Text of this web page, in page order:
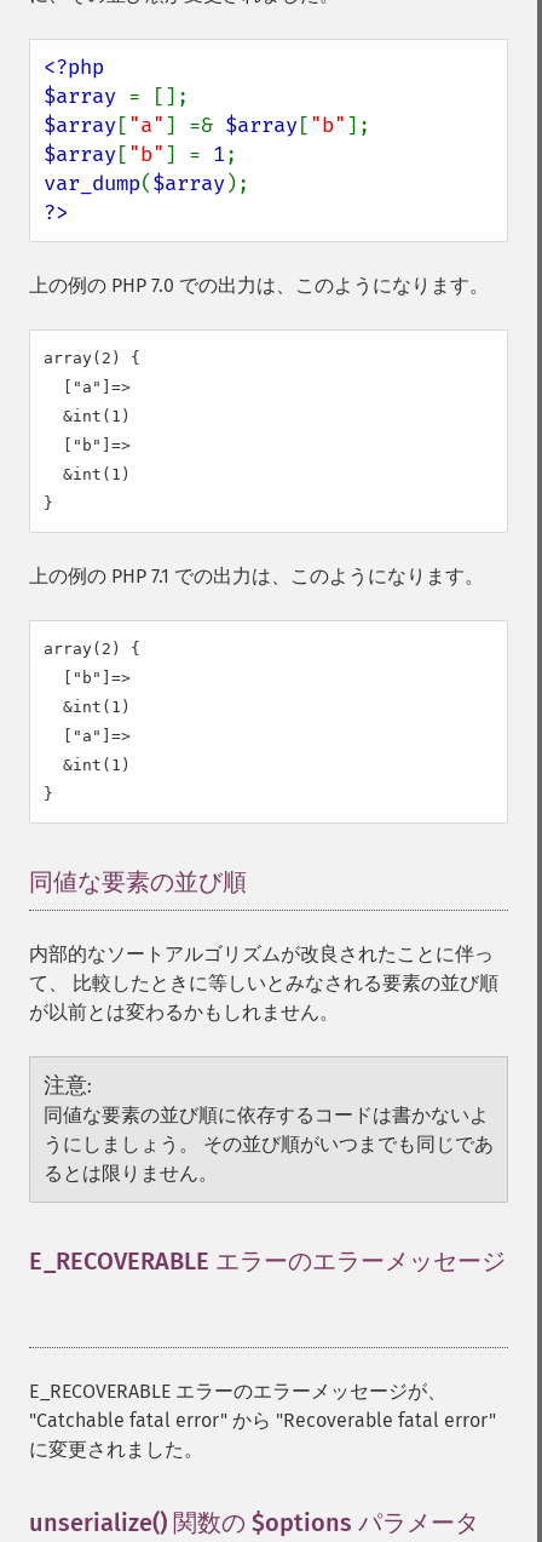
<?php
$array
$array["a"] =& $array["b"
$array["b"] = 1
var_dump($array
?>
上の例の PHP 7.0 での出力は、このようになります。
array(2) {
  ["a"]=>
  &int(1)
  ["b"]=>
  &int(1)
上の例の PHP 7.1 での出力は、このようになります。
array(2) {
  ["b"]=>
  &int(1)
  ["a"]=>
  &int(1)
同値な要素の並び順
内部的なソートアルゴリズムが改良されたことに伴っ
て、 比較したときに等しいとみなされる要素の並び順
が以前とは変わるかもしれません。
注意:
同値な要素の並び順に依存するコードは書かないよ
うにしましょう。 その並び順がいつまでも同じであ
るとは限りません。
E_RECOVERABLE エラーのエラーメッセージ
E_RECOVERABLE エラーのエラーメッセージが、
"Catchable fatal error" から "Recoverable fatal error"
に変更されました。
unserialize() 関数の $options パラメータ